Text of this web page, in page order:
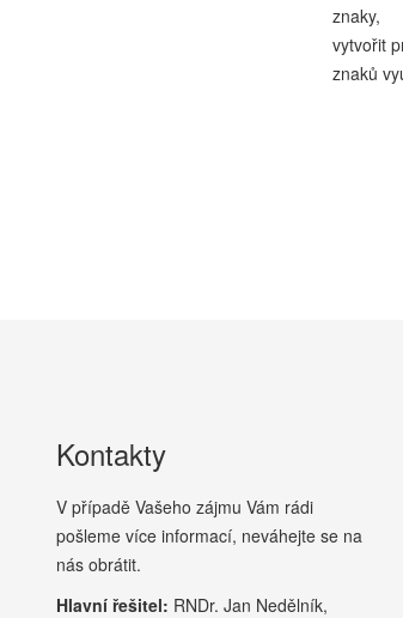
znaky,
vytvořit
znaků
Kontakty
V případě Vašeho zájmu Vám rádi
pošleme více informací, neváhejte se na
nás obrátit.
Hlavní řešitel: RNDr. Jan Nedělník,